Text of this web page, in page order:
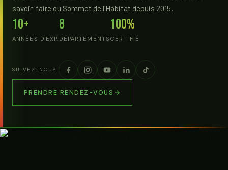
savoir-faire du Sommet de l'Habitat depuis 2015.
10+
ANNÉES D'EXP.
8
DÉPARTEMENTS
100%
CERTIFIÉ
SUIVEZ-NOUS
PRENDRE RENDEZ-VOUS